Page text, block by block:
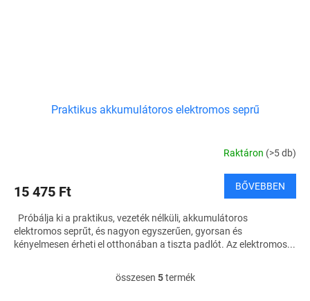
Praktikus akkumulátoros elektromos seprű
Raktáron (>5 db)
15 475 Ft BŐVEBBEN
Próbálja ki a praktikus, vezeték nélküli, akkumulátoros
elektromos seprűt, és nagyon egyszerűen, gyorsan és
kényelmesen érheti el otthonában a tiszta padlót. Az elektromos...
L
összesen 5termék